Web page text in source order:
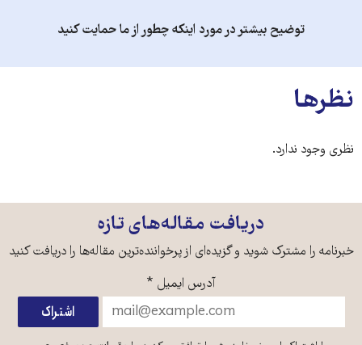
توضیح بیشتر در مورد اینکه چطور از ما حمایت کنید
نظرها
نظری وجود ندارد.
دریافت مقاله‌های تازه
خبرنامه را مشترک شوید و گزیده‌ای از پرخواننده‌ترین مقاله‌ها را دریافت کنید
آدرس ایمیل *